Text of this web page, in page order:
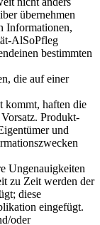
übernehmen
Informationen,
AlSoPfleg
bestimmten
die auf einer
kommt, haften die
Produkt-
und
Ungenauigkeiten
zu Zeit werden der
diese
eingefügt.
oder